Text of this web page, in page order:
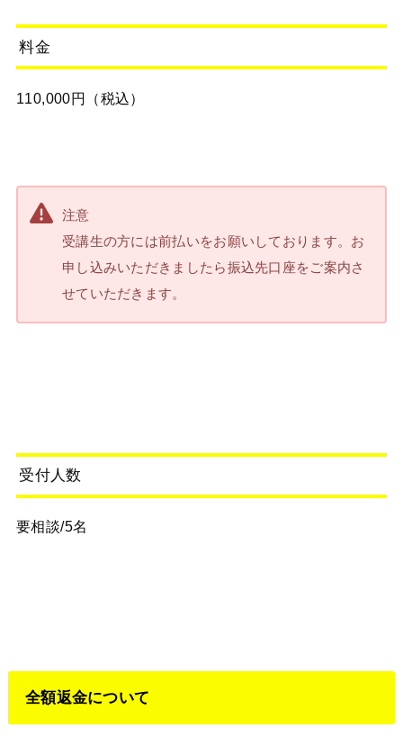
料金
110,000円（税込）
注意
受講生の方には前払いをお願いしております。お
申し込みいただきましたら振込先口座をご案内さ
せていただきます。
受付人数
要相談/5名
全額返金について